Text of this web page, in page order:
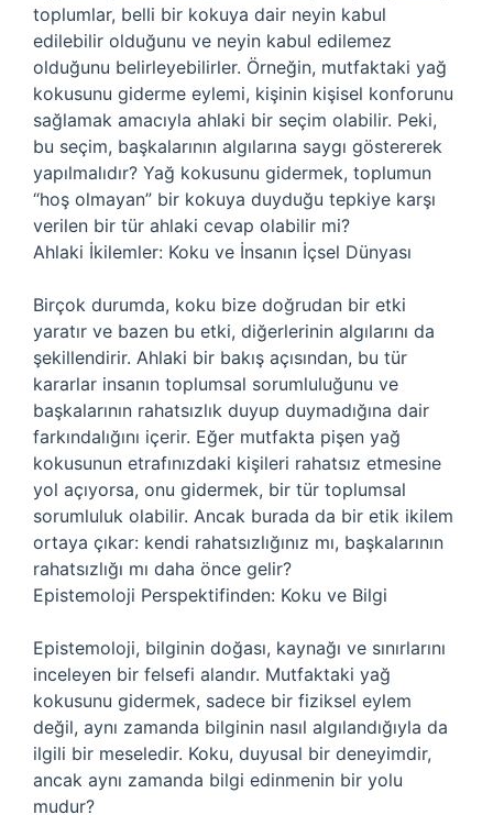
toplumlar, belli bir kokuya dair neyin kabul
edilebilir olduğunu ve neyin kabul edilemez
olduğunu belirleyebilirler. Örneğin, mutfaktaki yağ
kokusunu giderme eylemi, kişinin kişisel konforunu
sağlamak amacıyla ahlaki bir seçim olabilir. Peki,
bu seçim, başkalarının algılarına saygı göstererek
yapılmalıdır? Yağ kokusunu gidermek, toplumun
“hoş olmayan” bir kokuya duyduğu tepkiye karşı
verilen bir tür ahlaki cevap olabilir mi?
Ahlaki İkilemler: Koku ve İnsanın İçsel Dünyası
Birçok durumda, koku bize doğrudan bir etki
yaratır ve bazen bu etki, diğerlerinin algılarını da
şekillendirir. Ahlaki bir bakış açısından, bu tür
kararlar insanın toplumsal sorumluluğunu ve
başkalarının rahatsızlık duyup duymadığına dair
farkındalığını içerir. Eğer mutfakta pişen yağ
kokusunun etrafınızdaki kişileri rahatsız etmesine
yol açıyorsa, onu gidermek, bir tür toplumsal
sorumluluk olabilir. Ancak burada da bir etik ikilem
ortaya çıkar: kendi rahatsızlığınız mı, başkalarının
rahatsızlığı mı daha önce gelir?
Epistemoloji Perspektifinden: Koku ve Bilgi
Epistemoloji, bilginin doğası, kaynağı ve sınırlarını
inceleyen bir felsefi alandır. Mutfaktaki yağ
kokusunu gidermek, sadece bir fiziksel eylem
değil, aynı zamanda bilginin nasıl algılandığıyla da
ilgili bir meseledir. Koku, duyusal bir deneyimdir,
ancak aynı zamanda bilgi edinmenin bir yolu
mudur?